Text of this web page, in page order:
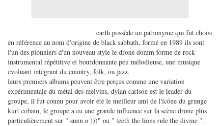
earth possède un patronyme qui fut choisi
en référence au nom d'origine de black sabbath, formé en 1989 ils sont
l'un des pionniers d'un nouveau style le drone domm forme de rock
instrumental répétitive et bourdonnante peu mélodieuse, une musique
évoluant intégrant du country, folk, ou jazz.
leurs premiers albums peuvent être perçus comme une variation
expérimentale du métal des melvins, dylan carlson est le leader du
groupe, il fut connu pour avoir été le meilleur ami de l'icône du grunge
kurt cobain, le groupe a eu une grande influence sur la scène drone plus
particulièrement sur " sunn o )))" ou " teeth the lions rule the divine ".